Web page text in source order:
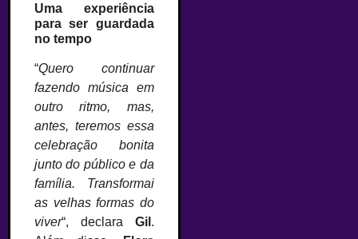
Uma experiência
para ser guardada
no tempo
“Quero continuar
fazendo música em
outro ritmo, mas,
antes, teremos essa
celebração bonita
junto do público e da
família. Transformai
as velhas formas do
viver“, declara Gil .